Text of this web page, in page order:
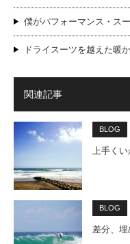
僕がパフォーマンス・ス
ドライスーツを越えた暖
関連記事
BLOG
上手くい
BLOG
差分、埋